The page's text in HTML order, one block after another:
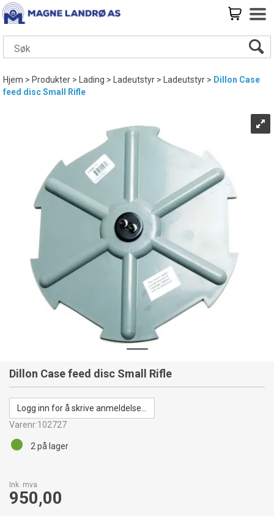
Hjem>Produkter> Lading> Ladeutstyr> Ladeutstyr> Dillon Case
feed disc Small Rifle
Dillon Case feed disc Small Rifle
Logg inn for å skrive anmeldelse...
Varenr:102727
Ink. mva
950,00
2 på lager